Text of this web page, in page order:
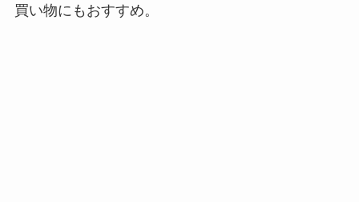
買い物にもおすすめ。